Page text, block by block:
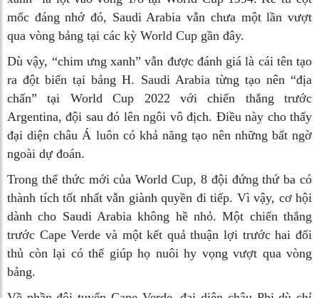
mốc đáng nhớ đó, Saudi Arabia vẫn chưa một lần vượt
qua vòng bảng tại các kỳ World Cup gần đây.
Dù vậy, “chim ưng xanh” vẫn được đánh giá là cái tên tạo
ra đột biến tại bảng H. Saudi Arabia từng tạo nên “địa
chấn” tại World Cup 2022 với chiến thắng trước
Argentina, đội sau đó lên ngôi vô địch. Điều này cho thấy
đại diện châu Á luôn có khả năng tạo nên những bất ngờ
ngoài dự đoán.
Trong thể thức mới của World Cup, 8 đội đứng thứ ba có
thành tích tốt nhất vẫn giành quyền đi tiếp. Vì vậy, cơ hội
dành cho Saudi Arabia không hề nhỏ. Một chiến thắng
trước Cape Verde và một kết quả thuận lợi trước hai đối
thủ còn lại có thể giúp họ nuôi hy vọng vượt qua vòng
bảng.